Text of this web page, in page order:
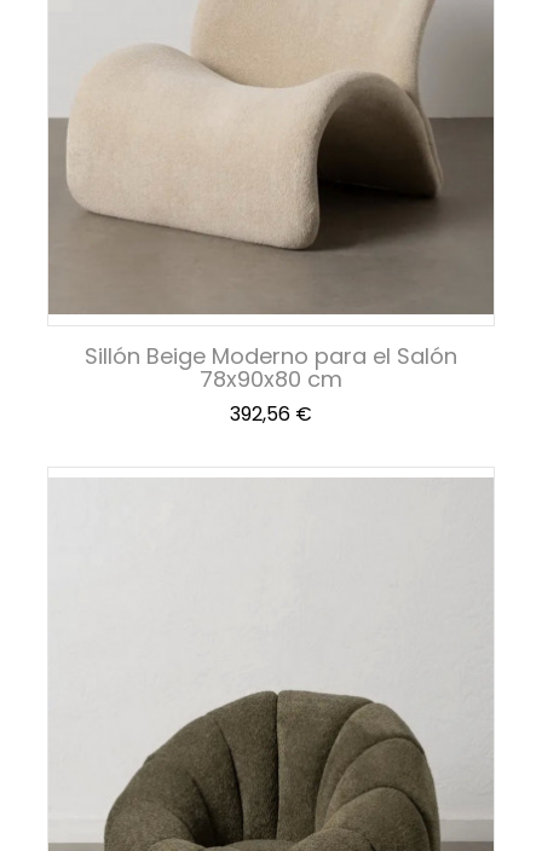
Sillón Beige Moderno para el Salón
78x90x80 cm
Precio
392,56 €